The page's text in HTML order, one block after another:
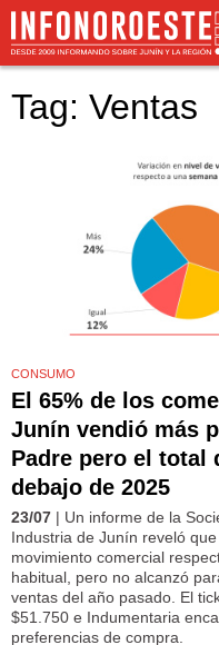
Tag: Ventas
CONSUMO
El 65% de los
Junín vendió más
Padre pero el total
debajo de 2025
23/07 | Un informe de la
Industria de Junín reveló
movimiento comercial
habitual, pero no alcanzó
ventas del año pasado. El
$51.750 e Indumentaria
preferencias de compra.